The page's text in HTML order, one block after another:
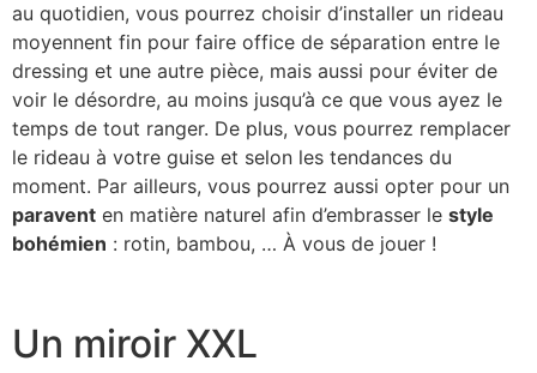
au quotidien, vous pourrez choisir d’installer un rideau
moyennent fin pour faire office de séparation entre le
dressing et une autre pièce, mais aussi pour éviter de
voir le désordre, au moins jusqu’à ce que vous ayez le
temps de tout ranger. De plus, vous pourrez remplacer
le rideau à votre guise et selon les tendances du
moment. Par ailleurs, vous pourrez aussi opter pour un
paravent en matière naturel afin d’embrasser le style
bohémien : rotin, bambou, … À vous de jouer !
Un miroir XXL